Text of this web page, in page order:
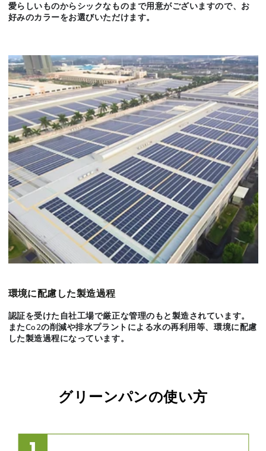
愛らしいものからシックなものまで用意がございますので、お
好みのカラーをお選びいただけます。
環境に配慮した製造過程
認証を受けた自社工場で厳正な管理のもと製造されています。
またCo2の削減や排水プラントによる水の再利用等、環境に配慮
した製造過程になっています。
グリーンパンの使い方